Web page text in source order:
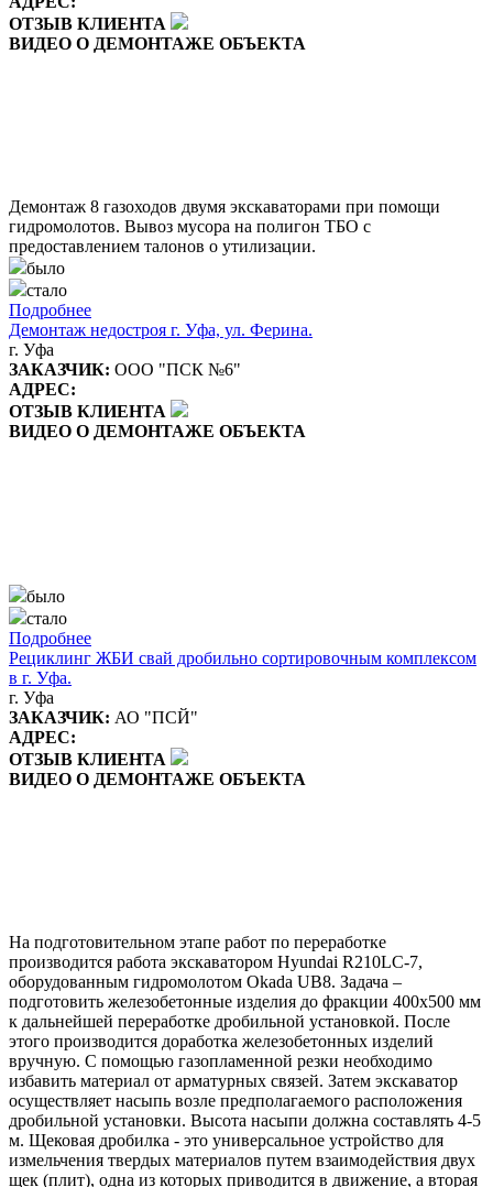
ОТЗЫВ КЛИЕНТА
ВИДЕО О ДЕМОНТАЖЕ ОБЪЕКТА
Демонтаж 8 газоходов двумя экскаваторами при помощи
гидромолотов. Вывоз мусора на полигон ТБО с
предоставлением талонов о утилизации.
было
стало
Подробнее
Демонтаж недостроя г. Уфа, ул. Ферина.
г. Уфа
ЗАКАЗЧИК: ООО "ПСК №6"
АДРЕС:
ОТЗЫВ КЛИЕНТА
ВИДЕО О ДЕМОНТАЖЕ ОБЪЕКТА
было
стало
Подробнее
Рециклинг ЖБИ свай дробильно сортировочным комплексом
в г. Уфа.
г. Уфа
ЗАКАЗЧИК: АО "ПСЙ"
АДРЕС:
ОТЗЫВ КЛИЕНТА
ВИДЕО О ДЕМОНТАЖЕ ОБЪЕКТА
На подготовительном этапе работ по переработке
производится работа экскаватором Hyundai R210LC-7,
оборудованным гидромолотом Okada UB8. Задача –
подготовить железобетонные изделия до фракции 400х500 мм
к дальнейшей переработке дробильной установкой. После
этого производится доработка железобетонных изделий
вручную. С помощью газопламенной резки необходимо
избавить материал от арматурных связей. Затем экскаватор
осуществляет насыпь возле предполагаемого расположения
дробильной установки. Высота насыпи должна составлять 4-5
м. Щековая дробилка - это универсальное устройство для
измельчения твердых материалов путем взаимодействия двух
щек (плит), одна из которых приводится в движение, а вторая